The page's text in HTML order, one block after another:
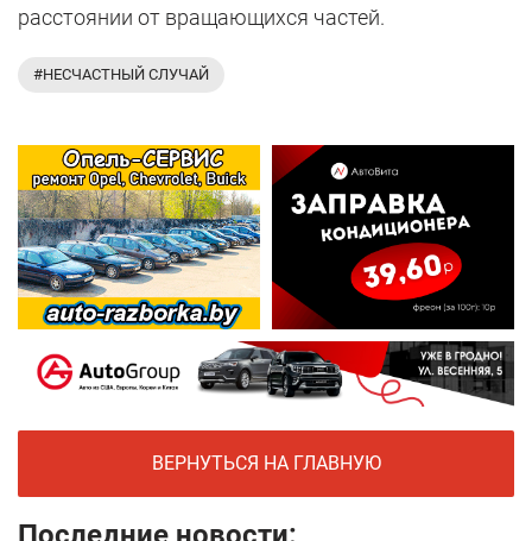
расстоянии от вращающихся частей.
#НЕСЧАСТНЫЙ СЛУЧАЙ
ВЕРНУТЬСЯ НА ГЛАВНУЮ